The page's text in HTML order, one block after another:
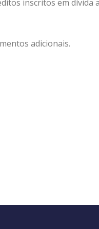
inscritos em dívida
adicionais.